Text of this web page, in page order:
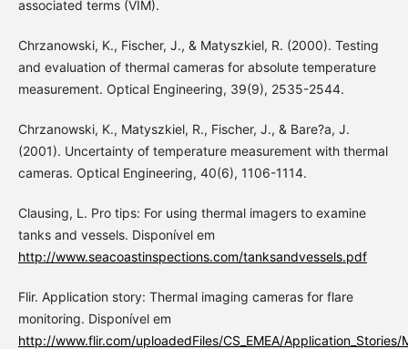
associated terms (VIM).
Chrzanowski, K., Fischer, J., & Matyszkiel, R. (2000). Testing
and evaluation of thermal cameras for absolute temperature
measurement. Optical Engineering, 39(9), 2535-2544.
Chrzanowski, K., Matyszkiel, R., Fischer, J., & Bare?a, J.
(2001). Uncertainty of temperature measurement with thermal
cameras. Optical Engineering, 40(6), 1106-1114.
Clausing, L. Pro tips: For using thermal imagers to examine
tanks and vessels. Disponível em
http://www.seacoastinspections.com/tanksandvessels.pdf
Flir. Application story: Thermal imaging cameras for flare
monitoring. Disponível em
http://www.flir.com/uploadedFiles/CS_EMEA/